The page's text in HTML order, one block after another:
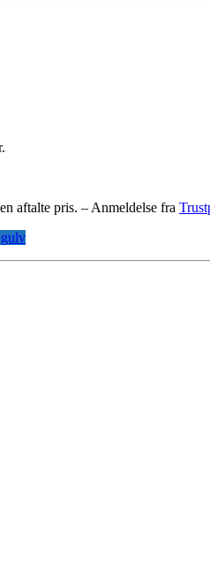
aftalte pris. – Anmeldelse fra